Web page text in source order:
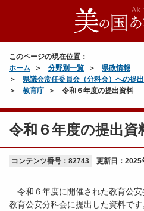
このページの現在位置：
ホーム
分野別一覧
県政情報
県議会常任委員会（分科会）への提
教育庁
令和６年度の提出資料
令和６年度の提出資
コンテンツ番号：82743 更新日： 2025
令和６年度に開催された教育公
教育公安分科会に提出した資料です